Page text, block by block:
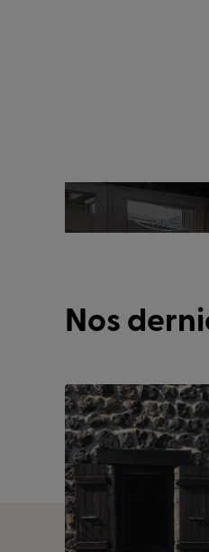
Nos